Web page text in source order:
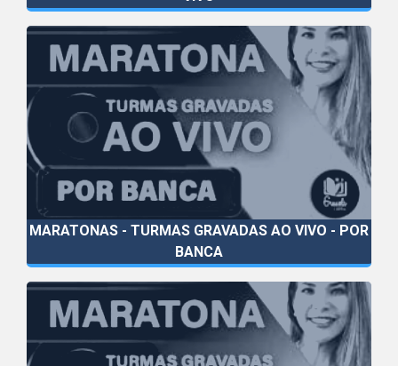
MARATONAS - TURMAS GRAVADAS AO VIVO - POR
BANCA